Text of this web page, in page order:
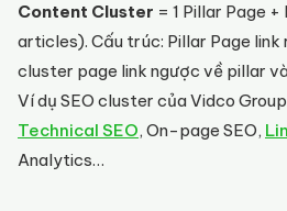
Content Cluster = 1 Pillar Page
articles). Cấu trúc: Pillar Page
cluster page link ngược về pillar
Ví dụ SEO cluster của Vidco
Technical SEO, On-page SEO,
Analytics…